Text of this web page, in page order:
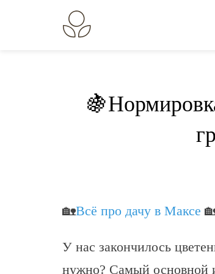
🏡Всё про дачу в Максе
У нас закончилось
нужно? Самый основной